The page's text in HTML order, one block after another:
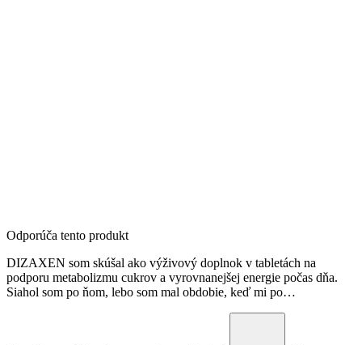
Odporúča tento produkt
DIZAXEN som skúšal ako výživový doplnok v tabletách na
podporu metabolizmu cukrov a vyrovnanejšej energie počas dňa.
Siahol som po ňom, lebo som mal obdobie, keď mi po…